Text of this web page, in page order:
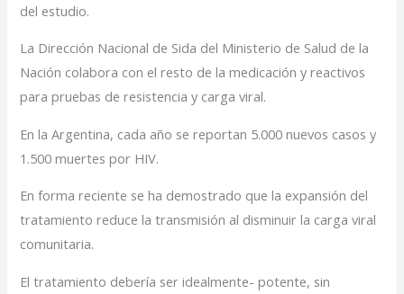
del estudio.
La Dirección Nacional de Sida del Ministerio de Salud de la
Nación colabora con el resto de la medicación y reactivos
para pruebas de resistencia y carga viral.
En la Argentina, cada año se reportan 5.000 nuevos casos y
1.500 muertes por HIV.
En forma reciente se ha demostrado que la expansión del
tratamiento reduce la transmisión al disminuir la carga viral
comunitaria.
El tratamiento debería ser idealmente- potente, sin